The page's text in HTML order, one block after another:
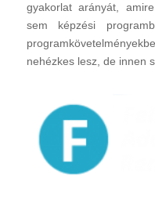
gyakorlat arányát,
sem képzési
nehézkes lesz, de innen